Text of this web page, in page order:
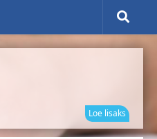
Loe lisaks